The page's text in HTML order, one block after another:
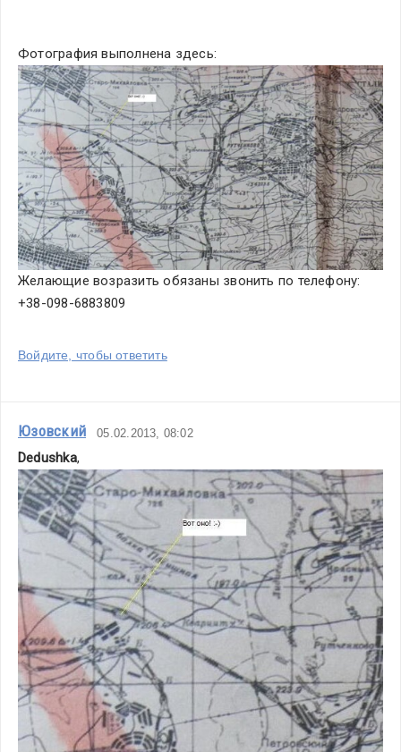
Фотография выполнена здесь:
Желающие возразить обязаны звонить по телефону:
+38-098-6883809
Войдите, чтобы ответить
Юзовский 05.02.2013, 08:02
Dedushka,